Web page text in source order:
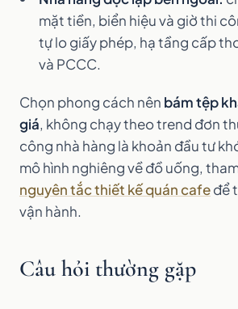
mặt tiền, biển hiệu và giờ thi
tự lo giấy phép, hạ tầng cấp
và PCCC.
Chọn phong cách nên bám tệp
giá, không chạy theo trend đơn
công nhà hàng là khoản đầu tư
mô hình nghiêng về đồ uống,
nguyên tắc thiết kế quán cafeđể
vận hành.
Câu hỏi thường gặp